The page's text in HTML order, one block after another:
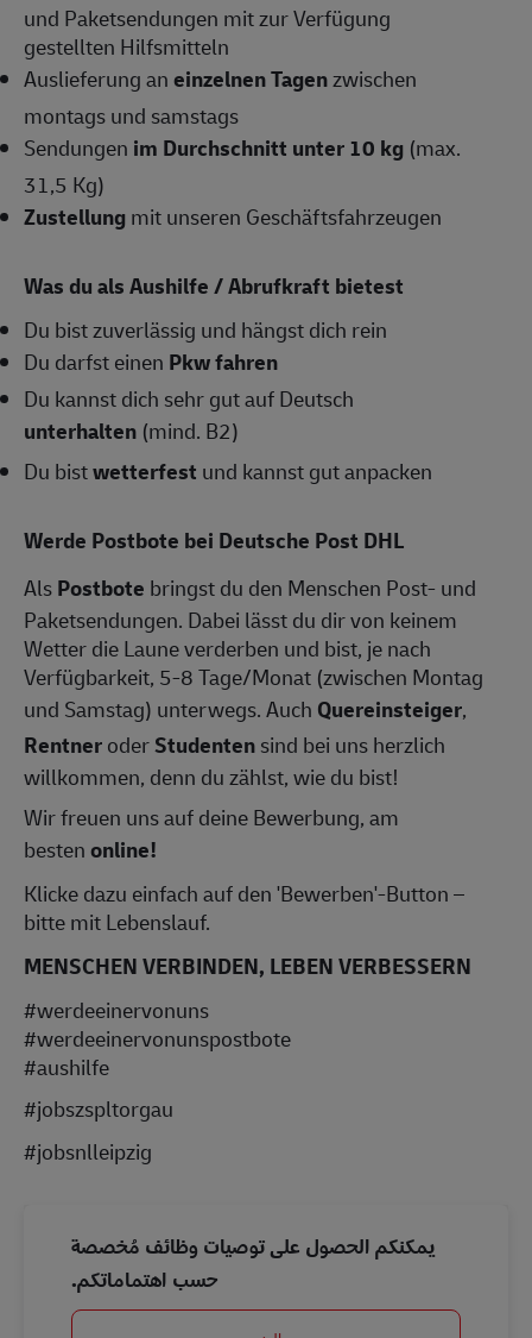
und Paketsendungen mit zur Verfügung
gestellten Hilfsmitteln
Auslieferung aneinzelnen Tagenzwischen
montags und samstags
Sendungen im Durchschnitt unter 10 kg (max.
31,5 Kg)
Zustellungmit unseren Geschäftsfahrzeugen
Was du als Aushilfe / Abrufkraft bietest
Du bist zuverlässig und hängst dich rein
Du darfst einen Pkw fahren
Du kannst dich sehr gut auf Deutsch
unterhalten (mind. B2)
Du bistwetterfest und kannst gut anpacken
Werde Postbote bei Deutsche Post DHL
AlsPostbote bringst du den Menschen Post- und
Paketsendungen. Dabei lässt du dir von keinem
Wetter die Laune verderben und bist, je nach
Verfügbarkeit, 5-8 Tage/Monat (zwischen Montag
und Samstag) unterwegs. Auch Quereinsteiger,
RentneroderStudentensind bei uns herzlich
willkommen, denn du zählst, wie du bist!
Wir freuen uns auf deine Bewerbung, am
bestenonline!
Klicke dazu einfach auf den 'Bewerben'-Button –
bitte mit Lebenslauf.
MENSCHEN VERBINDEN, LEBEN VERBESSERN
#werdeeinervonuns
#werdeeinervonunspostbote
#aushilfe
#jobszspltorgau
#jobsnlleipzig
يمكنكم الحصول على توصيات وظائف مُخصصة
حسب اهتماماتكم.